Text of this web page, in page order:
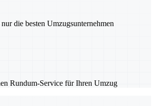
die besten Umzugsunternehmen
Rundum-Service für Ihren Umzug